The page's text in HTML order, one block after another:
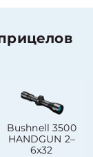
Bushnell 3500
HANDGUN 2–
6x32